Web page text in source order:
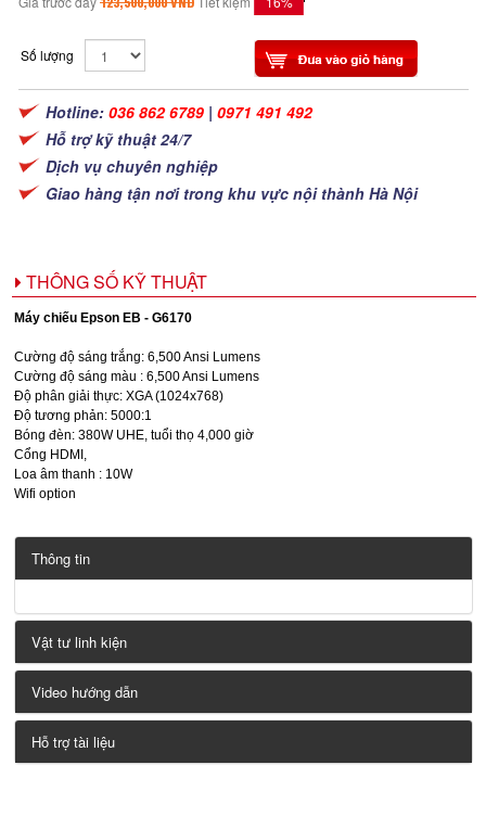
Số lượng
Hotline: 036 862 6789 | 0971 491 492
Hỗ trợ kỹ thuật 24/7
Dịch vụ chuyên nghiệp
Giao hàng tận nơi trong khu vực nội thành Hà Nội
THÔNG SỐ KỸ THUẬT
Máy chiếu Epson EB - G6170
Cường độ sáng trắng: 6,500 Ansi Lumens
Cường độ sáng màu : 6,500 Ansi Lumens
Độ phân giải thực: XGA (1024x768)
Độ tương phản: 5000:1
Bóng đèn: 380W UHE, tuổi thọ 4,000 giờ
Cổng HDMI,
Loa âm thanh : 10W
Wifi option
Thông tin
Vật tư linh kiện
Video hướng dẫn
Hỗ trợ tài liệu